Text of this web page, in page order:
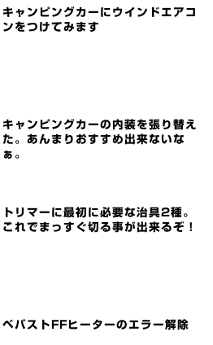
キャンピングカーにウインドエアコ
ンをつけてみます
キャンピングカーの内装を張り替え
た。あんまりおすすめ出来ないな
ぁ。
トリマーに最初に必要な治具2種。
これでまっすぐ切る事が出来るぞ！
ベバストFFヒーターのエラー解除